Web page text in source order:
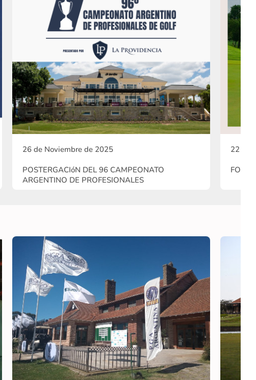
26 de Noviembre de 2025
POSTERGACIóN DEL 96 CAMPEONATO
ARGENTINO DE PROFESIONALES
22 de
FOUR